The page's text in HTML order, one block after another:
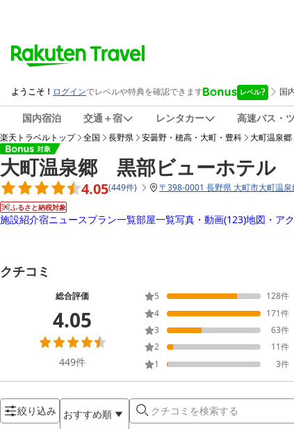
国内宿泊 交通＋宿 レンタカー 高速バス・
楽天トラベルトップ 全国 長野県 安曇野・穂高・大町・豊科 大町温泉郷
大町温泉郷 黒部ビューホテル
4.05(449件) 〒398-0001 長野県 大町市大町温泉
ふるさと納税対象
施設紹介宿ニュースプラン一覧部屋一覧写真・動画(123)地図・ア
クチコミ
総合評価
4.05
449件
5 128件
4
171件
3
63件
2
11件
1
3件
絞り込み おすすめ順